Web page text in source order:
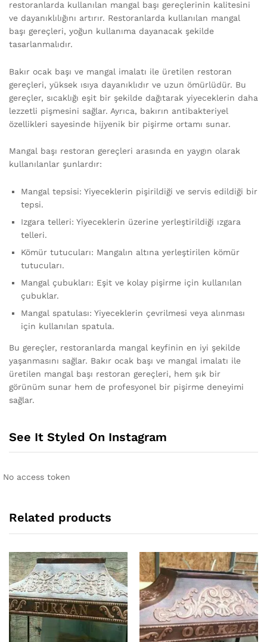
restoranlarda kullanılan mangal başı gereçlerinin kalitesini
ve dayanıklılığını artırır. Restoranlarda kullanılan mangal
başı gereçleri, yoğun kullanıma dayanacak şekilde
tasarlanmalıdır.
Bakır ocak başı ve mangal imalatı ile üretilen restoran
gereçleri, yüksek ısıya dayanıklıdır ve uzun ömürlüdür. Bu
gereçler, sıcaklığı eşit bir şekilde dağıtarak yiyeceklerin daha
lezzetli pişmesini sağlar. Ayrıca, bakırın antibakteriyel
özellikleri sayesinde hijyenik bir pişirme ortamı sunar.
Mangal başı restoran gereçleri arasında en yaygın olarak
kullanılanlar şunlardır:
Mangal tepsisi: Yiyeceklerin pişirildiği ve servis edildiği bir
tepsi.
Izgara telleri: Yiyeceklerin üzerine yerleştirildiği ızgara
telleri.
Kömür tutucuları: Mangalın altına yerleştirilen kömür
tutucuları.
Mangal çubukları: Eşit ve kolay pişirme için kullanılan
çubuklar.
Mangal spatulası: Yiyeceklerin çevrilmesi veya alınması
için kullanılan spatula.
Bu gereçler, restoranlarda mangal keyfinin en iyi şekilde
yaşanmasını sağlar. Bakır ocak başı ve mangal imalatı ile
üretilen mangal başı restoran gereçleri, hem şık bir
görünüm sunar hem de profesyonel bir pişirme deneyimi
sağlar.
See It Styled On Instagram
No access token
Related products